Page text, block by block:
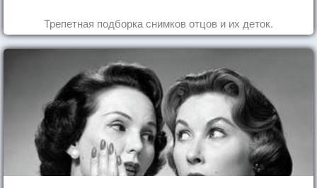
Трепетная подборка снимков отцов и их деток.